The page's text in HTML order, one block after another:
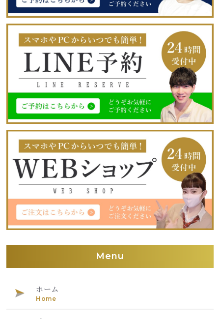
Menu
ホーム
Home